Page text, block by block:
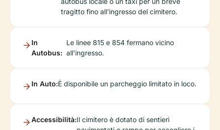
tragitto fino all'ingresso del cimitero.
In
Autobus:
Le linee 815 e 854 fermano vicino
all'ingresso.
In Auto:È disponibile un parcheggio limitato in loco.
Accessibilità:Il cimitero è dotato di sentieri